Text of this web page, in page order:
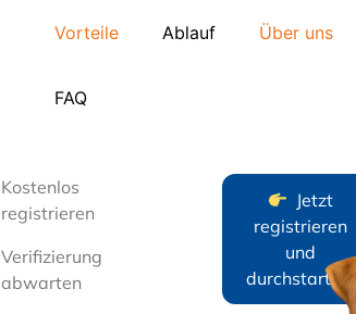
Vorteile Ablauf Über uns
FAQ
Kostenlos
registrieren
Verifizierung
abwarten
Jetzt
registrieren
und
durchstarten!